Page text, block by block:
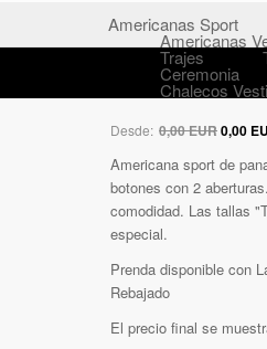
Americanas Sport
Americanas
Trajes
Ceremonia
Chalecos
Desde: 0,00 EUR0,00
Americana sport de
botones con 2
comodidad. Las tallas
especial.
Prenda disponible con
Rebajado
El precio final se